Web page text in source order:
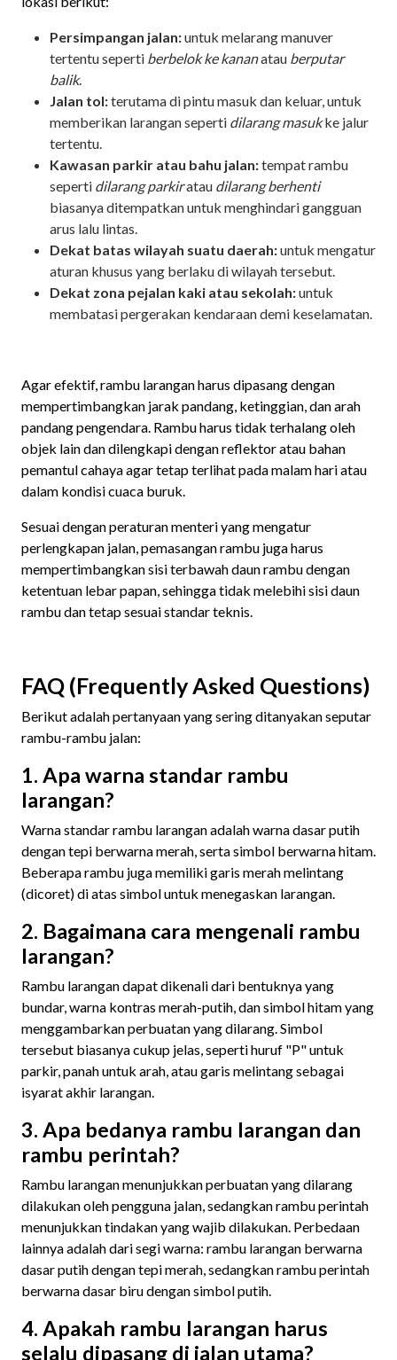
Persimpangan jalan:untuk melarang manuver
tertentu seperti berbelok ke kananatau berputar
balik.
Jalan tol:terutama di pintu masuk dan keluar, untuk
memberikan larangan seperti dilarang masukke jalur
tertentu.
Kawasan parkir atau bahu jalan:tempat rambu
seperti dilarang parkiratau dilarang berhenti
biasanya ditempatkan untuk menghindari gangguan
arus lalu lintas.
Dekat batas wilayah suatu daerah:untuk mengatur
aturan khusus yang berlaku di wilayah tersebut.
Dekat zona pejalan kaki atau sekolah:untuk
membatasi pergerakan kendaraan demi keselamatan.
Agar efektif, rambu larangan harus dipasang dengan
mempertimbangkan jarak pandang, ketinggian, dan arah
pandang pengendara. Rambu harus tidak terhalang oleh
objek lain dan dilengkapi dengan reflektor atau bahan
pemantul cahaya agar tetap terlihat pada malam hari atau
dalam kondisi cuaca buruk.
Sesuai dengan peraturan menteri yang mengatur
perlengkapan jalan, pemasangan rambu juga harus
mempertimbangkan sisi terbawah daun rambu dengan
ketentuan lebar papan, sehingga tidak melebihi sisi daun
rambu dan tetap sesuai standar teknis.
FAQ (Frequently Asked Questions)
Berikut adalah pertanyaan yang sering ditanyakan seputar
rambu-rambu jalan:
1. Apa warna standar rambu
larangan?
Warna standar rambu larangan adalah warna dasar putih
dengan tepi berwarna merah, serta simbol berwarna hitam.
Beberapa rambu juga memiliki garis merah melintang
(dicoret) di atas simbol untuk menegaskan larangan.
2. Bagaimana cara mengenali rambu
larangan?
Rambu larangan dapat dikenali dari bentuknya yang
bundar, warna kontras merah-putih, dan simbol hitam yang
menggambarkan perbuatan yang dilarang. Simbol
tersebut biasanya cukup jelas, seperti huruf "P" untuk
parkir, panah untuk arah, atau garis melintang sebagai
isyarat akhir larangan.
3. Apa bedanya rambu larangan dan
rambu perintah?
Rambu larangan menunjukkan perbuatan yang dilarang
dilakukan oleh pengguna jalan, sedangkan rambu perintah
menunjukkan tindakan yang wajib dilakukan. Perbedaan
lainnya adalah dari segi warna: rambu larangan berwarna
dasar putih dengan tepi merah, sedangkan rambu perintah
berwarna dasar biru dengan simbol putih.
4. Apakah rambu larangan harus
selalu dipasang di jalan utama?